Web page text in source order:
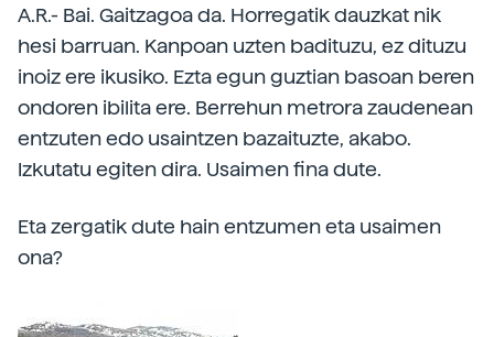
A.R.- Bai. Gaitzagoa da. Horregatik dauzkat nik
hesi barruan. Kanpoan uzten badituzu, ez dituzu
inoiz ere ikusiko. Ezta egun guztian basoan beren
ondoren ibilita ere. Berrehun metrora zaudenean
entzuten edo usaintzen bazaituzte, akabo.
Izkutatu egiten dira. Usaimen fina dute.
Eta zergatik dute hain entzumen eta usaimen
ona?